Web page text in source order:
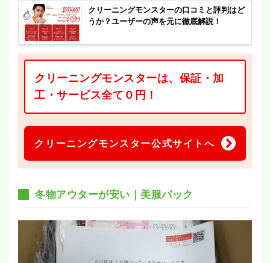
クリーニングモンスターの口コミと評判はど
うか？ユーザーの声を元に徹底解説！
クリーニングモンスターは、保証・加
工・サービス全て０円！
クリーニングモンスター公式サイトへ
冬物アウターが安い｜美服パック